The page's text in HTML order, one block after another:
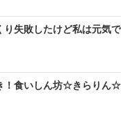
失敗したけど私は元気で
！食いしん坊☆きらりん☆